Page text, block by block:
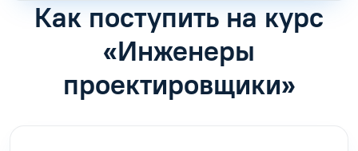
Как поступить на курс
«Инженеры
проектировщики»